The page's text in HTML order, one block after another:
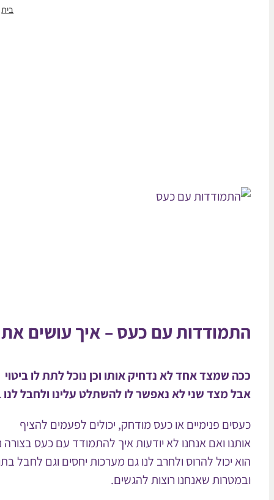
בית
התמודדות עם כעס – איך עושים
ככה שמצד אחד לא נדחיק אותו וכן נוכל לתת לו ביטוי
אבל מצד שני לא נאפשר לו להשתלט עלינו ולחבל לנו
כעסים פנימיים או כעס מודחק, יכולים לפעמים להציף
אותנו ואם אנחנו לא יודעות איך להתמודד עם כעס בצורה
הוא יכול להרוס ולחרב לנו גם מערכות יחסים וגם לחבל
ובמטרות שאנחנו רוצות להגשים.